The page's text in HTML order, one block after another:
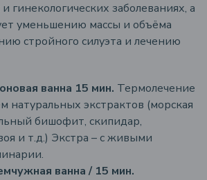
гинекологических заболеваниях, а
уменьшению массы и объёма
стройного силуэта и лечению
ванна 15 мин. Термолечение
натуральных экстрактов (морская
бишофит, скипидар,
и т.д.) Экстра – с живыми
ванна / 15 мин.